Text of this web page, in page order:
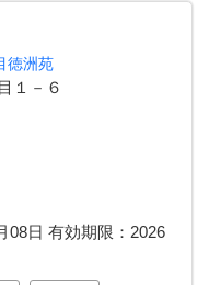
徳洲苑
１－６
08日 有効期限： 2026